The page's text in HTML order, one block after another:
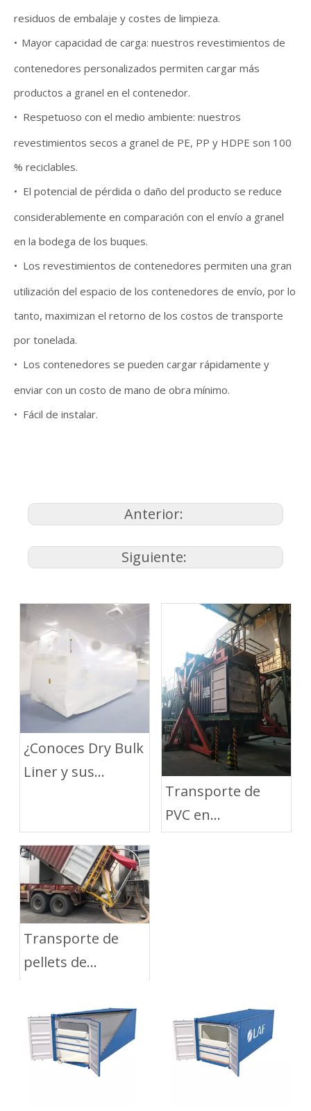
residuos de embalaje y costes de limpieza.
• Mayor capacidad de carga: nuestros revestimientos de
contenedores personalizados permiten cargar más
productos a granel en el contenedor.
• Respetuoso con el medio ambiente: nuestros
revestimientos secos a granel de PE, PP y HDPE son 100
% reciclables.
• El potencial de pérdida o daño del producto se reduce
considerablemente en comparación con el envío a granel
en la bodega de los buques.
• Los revestimientos de contenedores permiten una gran
utilización del espacio de los contenedores de envío, por lo
tanto, maximizan el retorno de los costos de transporte
por tonelada.
• Los contenedores se pueden cargar rápidamente y
enviar con un costo de mano de obra mínimo.
• Fácil de instalar.
Anterior:
Siguiente:
¿Conoces Dry Bulk
Liner y sus
Transporte de
PVC en
contenedores con
Transporte de
pellets de
Bulk Liner